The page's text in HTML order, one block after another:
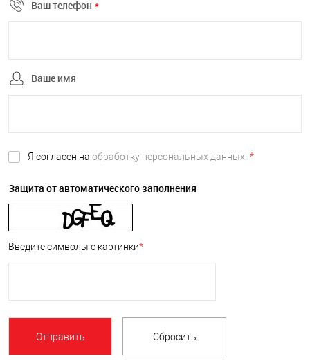
Ваш телефон *
Ваше имя
Я согласен на обработку персональных данных. *
Защита от автоматического заполнения
Введите символы с картинки*